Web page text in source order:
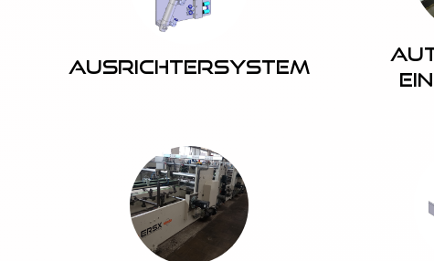
Ausrichtersystem